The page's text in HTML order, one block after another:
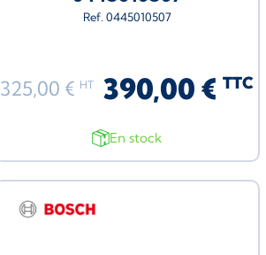
Ref. 0445010507
325,00 € HT 390,00 € TTC
En stock